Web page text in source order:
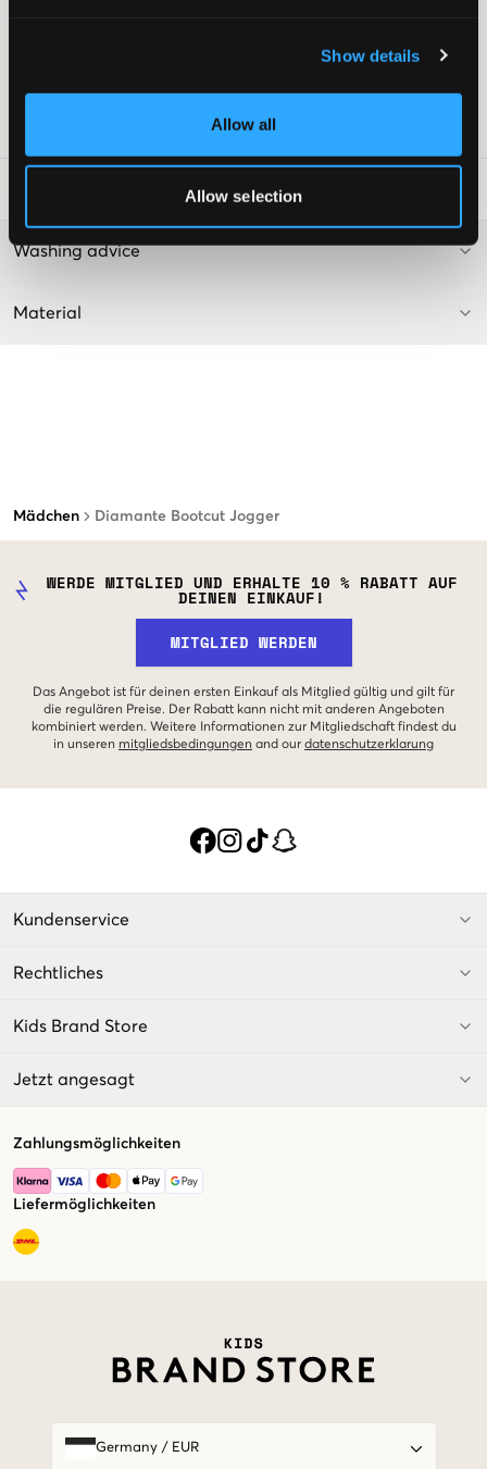
Show details
Allow all
Allow selection
Mädchen Diamante Bootcut Jogger
: Gesäßtaschen und Seitentaschen
Washing advice
Material
WERDE MITGLIED UND ERHALTE 10 % RABATT AUF
DEINEN EINKAUF!
MITGLIED WERDEN
Das Angebot ist für deinen ersten Einkauf als Mitglied gültig und gilt für
die regulären Preise. Der Rabatt kann nicht mit anderen Angeboten
kombiniert werden. Weitere Informationen zur Mitgliedschaft findest du
in unseren mitgliedsbedingungen and our datenschutzerklarung
Kundenservice
Rechtliches
Kids Brand Store
Jetzt angesagt
Zahlungsmöglichkeiten
Liefermöglichkeiten
Germany/ EUR